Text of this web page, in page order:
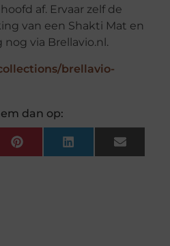
af. Ervaar zelf de
van een Shakti Mat en
via Brellavio.nl.
brellavio-
dan op:
PinterestLinkedInEmail